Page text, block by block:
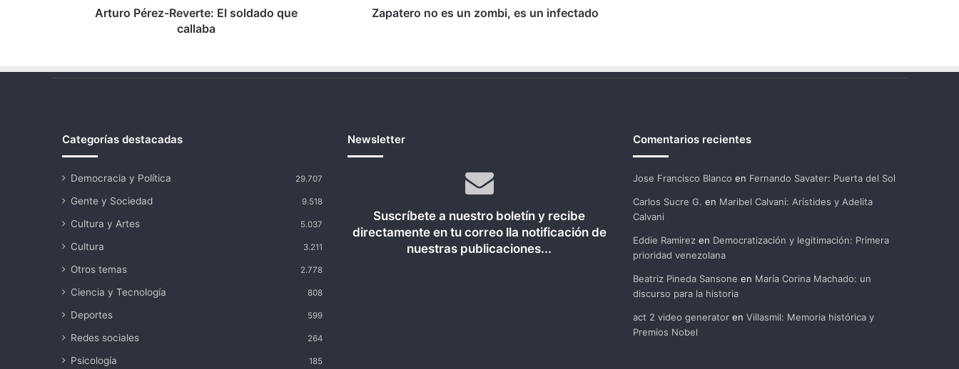
Arturo Pérez-Reverte: El soldado que
callaba
Zapatero no es un zombi, es un infectado
Categorías destacadas
Democracia y Política 29.707
Gente y Sociedad 9.518
Cultura y Artes 5.037
Cultura 3.211
Otros temas 2.778
Ciencia y Tecnología 808
Deportes 599
Redes sociales 264
Psicología 185
Newsletter
Suscríbete a nuestro boletín y recibe
directamente en tu correo lla notificación de
nuestras publicaciones...
Comentarios recientes
Jose Francisco Blanco en Fernando Savater: Puerta del Sol
Carlos Sucre G. en Maribel Calvani: Arístides y Adelita
Calvani
Eddie Ramirezen Democratización y legitimación: Primera
prioridad venezolana
Beatriz Pineda Sansone en María Corina Machado: un
discurso para la historia
act 2 video generatoren Villasmil: Memoria histórica y
Premios Nobel